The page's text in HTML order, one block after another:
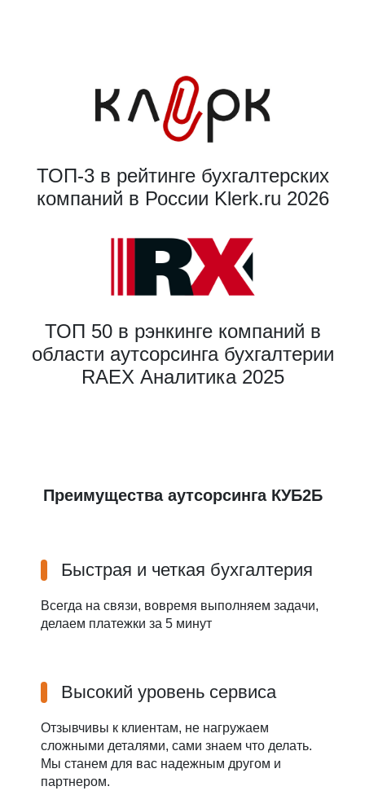
ТОП-3 в рейтинге бухгалтерских
компаний в России Klerk.ru 2026
ТОП 50 в рэнкинге компаний в
области аутсорсинга бухгалтерии
RAEX Аналитика 2025
Преимущества аутсорсинга КУБ2Б
Быстрая и четкая бухгалтерия
Всегда на связи, вовремя выполняем задачи,
делаем платежки за 5 минут
Высокий уровень сервиса
Отзывчивы к клиентам, не нагружаем
сложными деталями, сами знаем что делать.
Мы станем для вас надежным другом и
партнером.